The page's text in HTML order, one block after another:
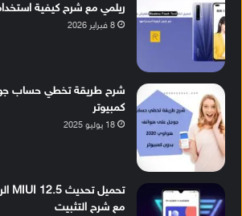
ريلمي مع شرح كيفية
8 فبراير 2026
شرح طريقة تخطي حساب
كمبيوتر
18 يوليو 2025
مع شرح التثبيت